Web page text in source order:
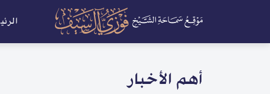
أهم الأخبار